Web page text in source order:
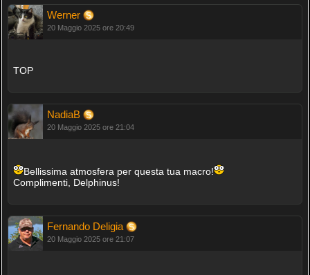
Werner
20 Maggio 2025 ore 20:49
TOP
NadiaB
20 Maggio 2025 ore 21:04
Bellissima atmosfera per questa tua macro!
Complimenti, Delphinus!
Fernando Deligia
20 Maggio 2025 ore 21:07